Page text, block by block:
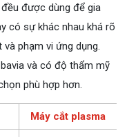
được dùng để gia
có sự khác nhau khá rõ
phạm vi ứng dụng.
và có độ thẩm mỹ
phù hợp hơn.
Máy cắt plasma